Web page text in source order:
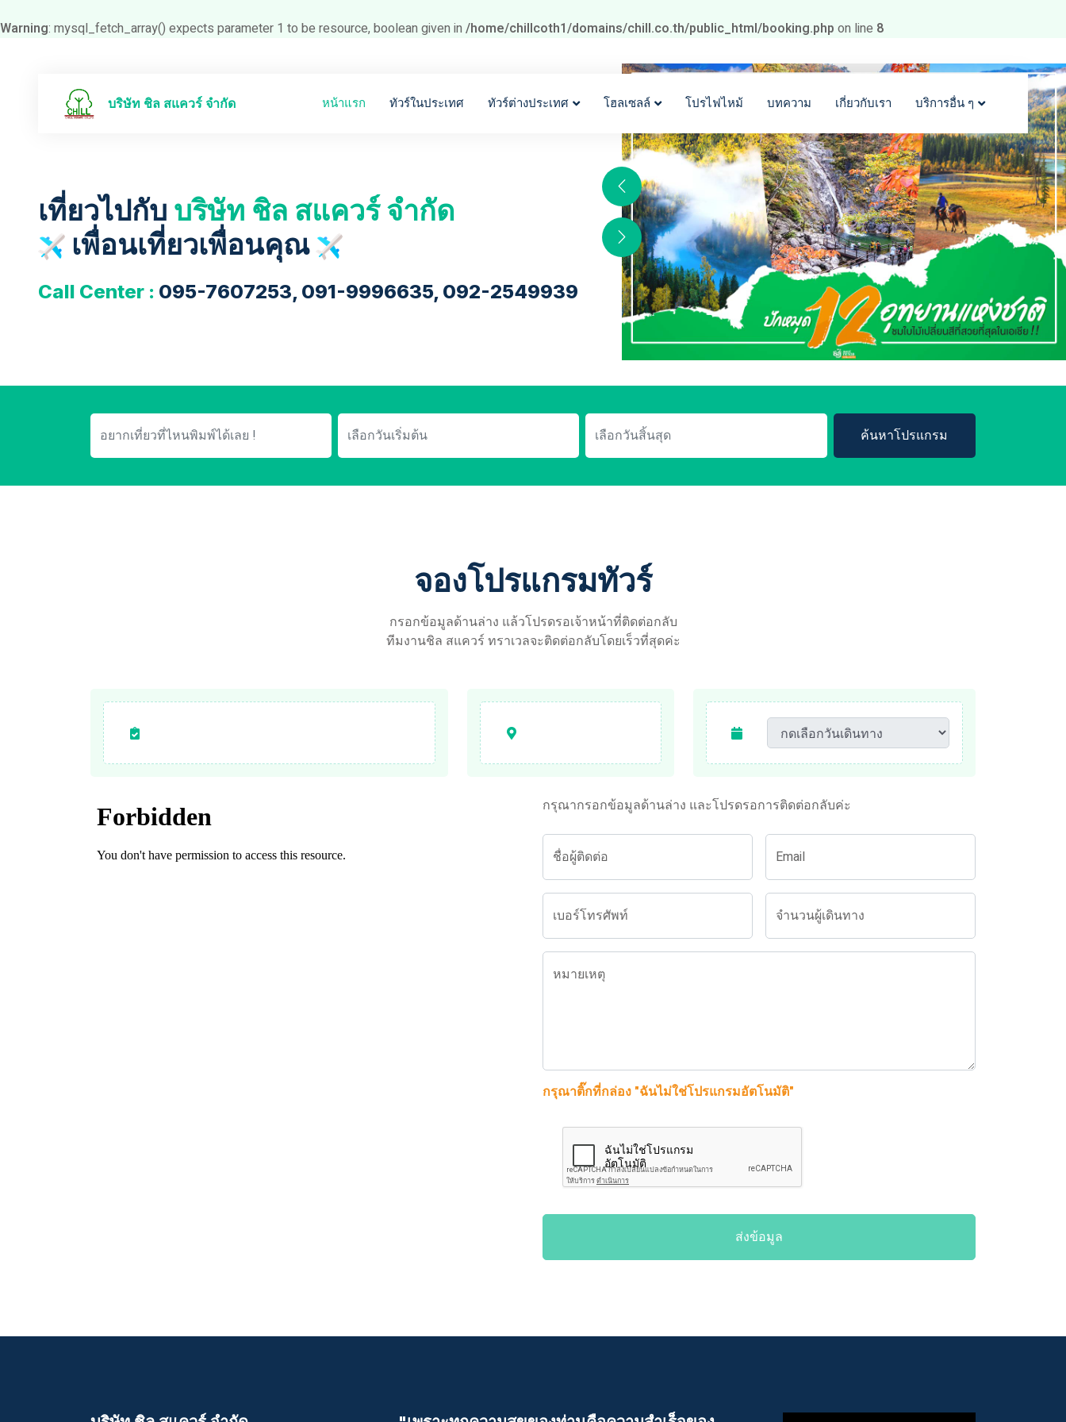
Warning: mysql_fetch_array() expects parameter 1 to be resource, boolean given in /home/chillcoth1/domains/chill.co.th/public_html/booking.php on line 8
บริษัท ชิล สแควร์ จำกัด หน้าแรก ทัวร์ในประเทศ ทัวร์ต่างประเทศ โฮลเซลล์ โปรไฟไหม้ บทความ เกี่ยวกับเรา บริการอื่น ๆ
เที่ยวไปกับ บริษัท ชิล สแควร์ จำกัด
เพื่อนเที่ยวเพื่อนคุณ
Call Center : 095-7607253, 091-9996635, 092-2549939
ค้นหาโปรแกรม
จองโปรแกรมทัวร์
กรอกข้อมูลด้านล่าง แล้วโปรดรอเจ้าหน้าที่ติดต่อกลับ
ทีมงานชิล สแควร์ ทราเวลจะติดต่อกลับโดยเร็วที่สุดค่ะ
กรุณากรอกข้อมูลด้านล่าง และโปรดรอการติดต่อกลับค่ะ
ชื่อผู้ติดต่อ Email
เบอร์โทรศัพท์ จำนวนผู้เดินทาง
หมายเหตุ
กรุณาติ๊กที่กล่อง "ฉันไม่ใช่โปรแกรมอัตโนมัติ"
ส่งข้อมูล